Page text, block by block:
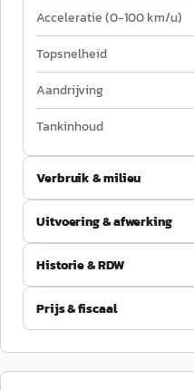
Acceleratie (0-100 km/u)
Topsnelheid
Aandrijving
Tankinhoud
Verbruik & milieu
Uitvoering & afwerking
Historie & RDW
Prijs & fiscaal